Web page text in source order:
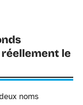
le
noms